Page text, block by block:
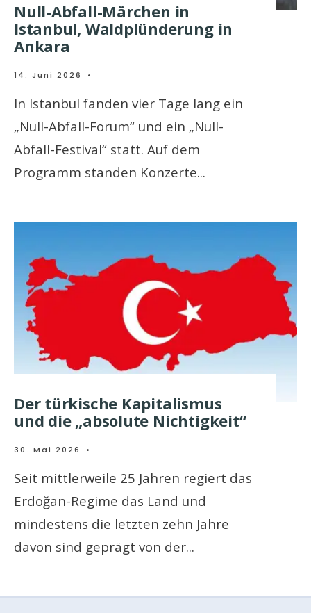
Null-Abfall-Märchen in
Istanbul, Waldplünderung in
Ankara
14. Juni 2026 •
In Istanbul fanden vier Tage lang ein
„Null-Abfall-Forum“ und ein „Null-
Abfall-Festival“ statt. Auf dem
Programm standen Konzerte...
Der türkische Kapitalismus
und die „absolute Nichtigkeit“
30. Mai 2026 •
Seit mittlerweile 25 Jahren regiert das
Erdoğan-Regime das Land und
mindestens die letzten zehn Jahre
davon sind geprägt von der...